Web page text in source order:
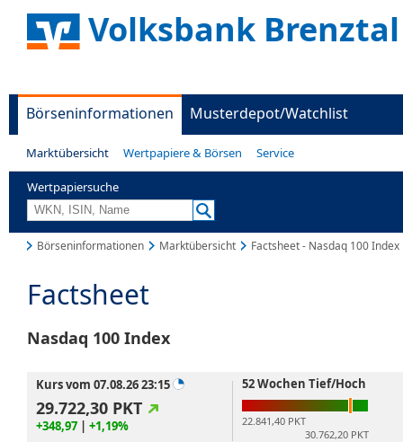
Volksbank Brenztal
Börseninformationen Musterdepot/Watchlist
Marktübersicht Wertpapiere & Börsen Service
Wertpapiersuche
Börseninformationen Marktübersicht Factsheet - Nasdaq 100 Index
Factsheet
Nasdaq 100 Index
Kurs vom 07.08.26 23:15
29.722,30 PKT
+348,97 | +1,19%
52 Wochen Tief/Hoch
22.841,40 PKT
30.762,20 PKT